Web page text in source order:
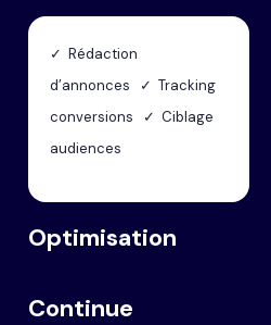
✓ Rédaction
d’annonces ✓ Tracking
conversions ✓ Ciblage
audiences
Optimisation
Continue